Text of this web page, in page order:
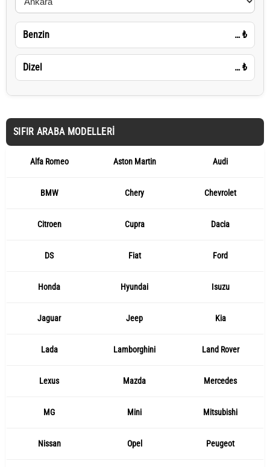
Benzin … ₺
Dizel … ₺
SIFIR ARABA MODELLERI
Alfa Romeo Aston Martin Audi
BMW Chery Chevrolet
Citroen Cupra Dacia
DS Fiat Ford
Honda Hyundai Isuzu
Jaguar Jeep Kia
Lada Lamborghini Land Rover
Lexus Mazda Mercedes
MG Mini Mitsubishi
Nissan Opel Peugeot